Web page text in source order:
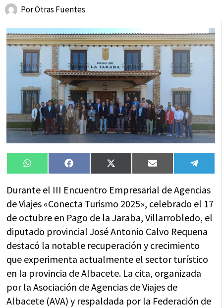
PorOtras Fuentes
Compartir
en
WhatsAppCompartir
en
FacebookCompartir
en
X
(Twitter)
Compartir
en
Email
en
Durante el III Encuentro Empresarial de Agencias
de Viajes «Conecta Turismo 2025», celebrado el 17
de octubre en Pago de la Jaraba, Villarrobledo, el
diputado provincial José Antonio Calvo Requena
destacó la notable recuperación y crecimiento
que experimenta actualmente el sector turístico
en la provincia de Albacete. La cita, organizada
por la Asociación de Agencias de Viajes de
Albacete (AVA) y respaldada por la Federación de